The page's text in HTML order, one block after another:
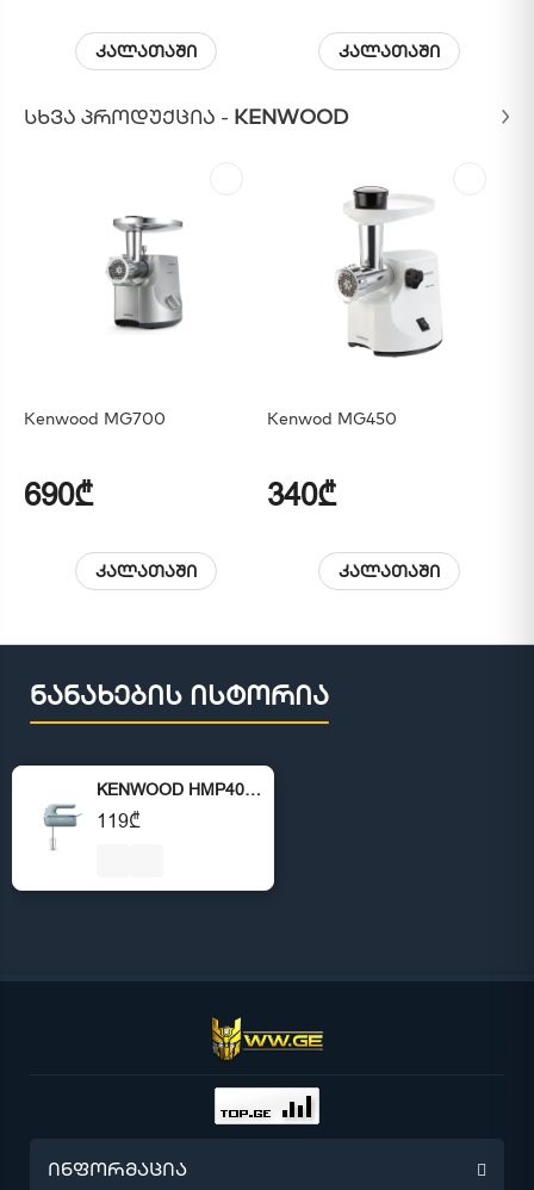
კალათაში კალათაში
ᲡᲮᲕᲐ ᲞᲠᲝᲓᲣᲥᲪᲘᲐ - KENWOOD
Kenwood MG700
690₾
კალათაში
Kenwod MG450
340₾
კალათაში
ნანახების ისტორია
KENWOOD HMP40.000GY QuickMix Go
119₾
ინფორმაცია